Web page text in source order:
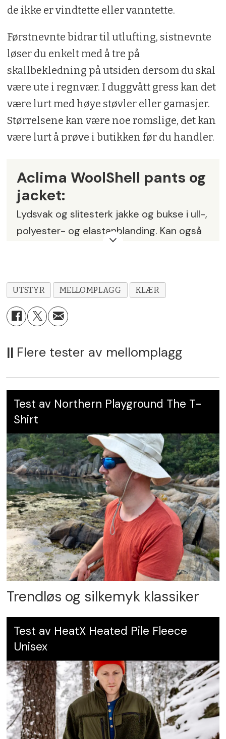
de ikke er vindtette eller vanntette.
Førstnevnte bidrar til utlufting, sistnevnte
løser du enkelt med å tre på
skallbekledning på utsiden dersom du skal
være ute i regnvær. I duggvått gress kan det
være lurt med høye støvler eller gamasjer.
Størrelsene kan være noe romslige, det kan
være lurt å prøve i butikken før du handler.
Aclima WoolShell pants og
jacket:
Lydsvak og slitesterk jakke og bukse i ull-,
polyester- og elastanblanding. Kan også
størrelse L
Pris:kr 2099,- (bukse) og kr 2399,-
(jakke)
Leverandør:Aclima AS, Aclima.no
Karakter:5
UTSTYR MELLOMPLAGG KLÆR
|| Flere tester av mellomplagg
Test av Northern Playground The T-
Shirt
Trendløs og silkemyk klassiker
Test av HeatX Heated Pile Fleece
Unisex